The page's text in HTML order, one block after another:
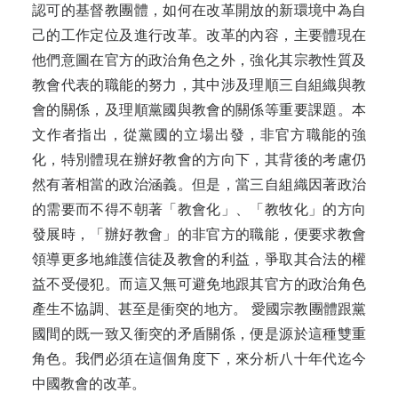
認可的基督教團體，如何在改革開放的新環境中為自
己的工作定位及進行改革。改革的內容，主要體現在
他們意圖在官方的政治角色之外，強化其宗教性質及
教會代表的職能的努力，其中涉及理順三自組織與教
會的關係，及理順黨國與教會的關係等重要課題。本
文作者指出，從黨國的立場出發，非官方職能的強
化，特別體現在辦好教會的方向下，其背後的考慮仍
然有著相當的政治涵義。但是，當三自組織因著政治
的需要而不得不朝著「教會化」、「教牧化」的方向
發展時，「辦好教會」的非官方的職能，便要求教會
領導更多地維護信徒及教會的利益，爭取其合法的權
益不受侵犯。而這又無可避免地跟其官方的政治角色
產生不協調、甚至是衝突的地方。 愛國宗教團體跟黨
國間的既一致又衝突的矛盾關係，便是源於這種雙重
角色。我們必須在這個角度下，來分析八十年代迄今
中國教會的改革。